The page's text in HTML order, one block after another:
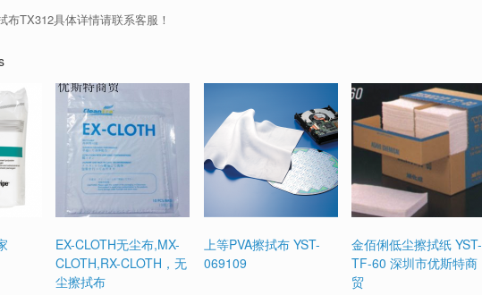
布TX312具体详情请联系客服！
EX-CLOTH无尘布,MX-
CLOTH,RX-CLOTH，无
尘擦拭布
上等PVA擦拭布 YST-
069109
金佰俐低尘擦拭纸 YST-
TF-60 深圳市优斯特商
贸